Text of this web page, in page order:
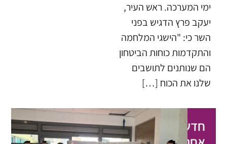
חדשות
ימי המערכה. ​ראש העיר,
יעקב פרץ הדגיש בפני
השר כי: "הישגי המלחמה
והתקדמות כוחות הביטחון
הם שנותנים לתושבים
שלנו את הכוח […]